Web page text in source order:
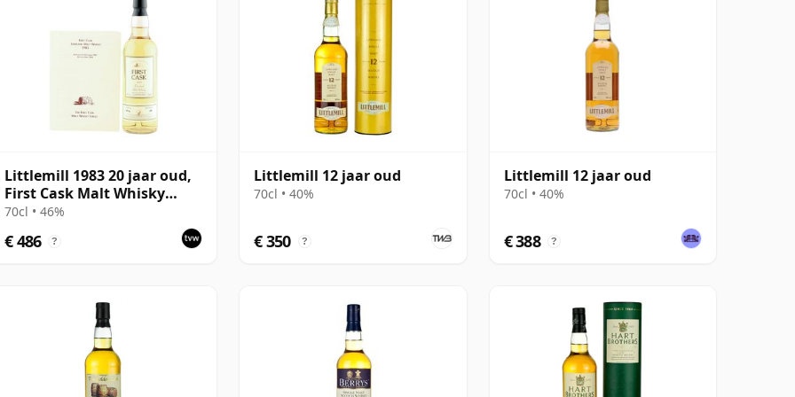
manier kan worden nagemaakt.
Littlemill 1983 20 jaar oud,
First Cask Malt Whisky
Circle, Cask 2916
70cl • 46%
€ 486 ?
Littlemill 12 jaar oud
70cl • 40%
€ 350 ?
Littlemill 12 jaar oud
70cl • 40%
€ 388 ?